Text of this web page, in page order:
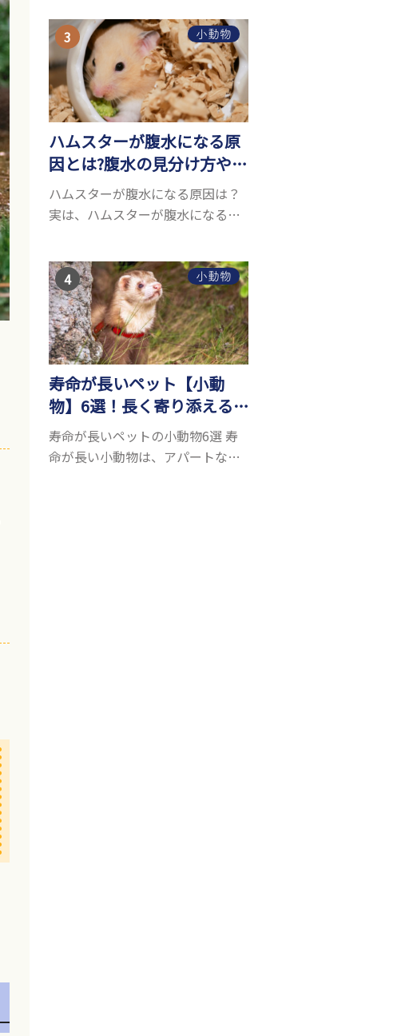
た、小動物は自分のスペースを大
切にする傾向があり、一緒に寝る
のは難しいことが多い...
小動物
ハムスターが腹水になる原
因とは?腹水の見分け方や対
処方法を解説
ハムスターが腹水になる原因は？
実は、ハムスターが腹水になる原
しいため、難しい検査を気軽にす
ることができないためです。 腹水
になる理由はさま...
小動物
寿命が長いペット【小動
物】6選！長く寄り添える
小動物はいる？
寿命が長いペットの小動物6選 寿
命が長い小動物は、アパートなど